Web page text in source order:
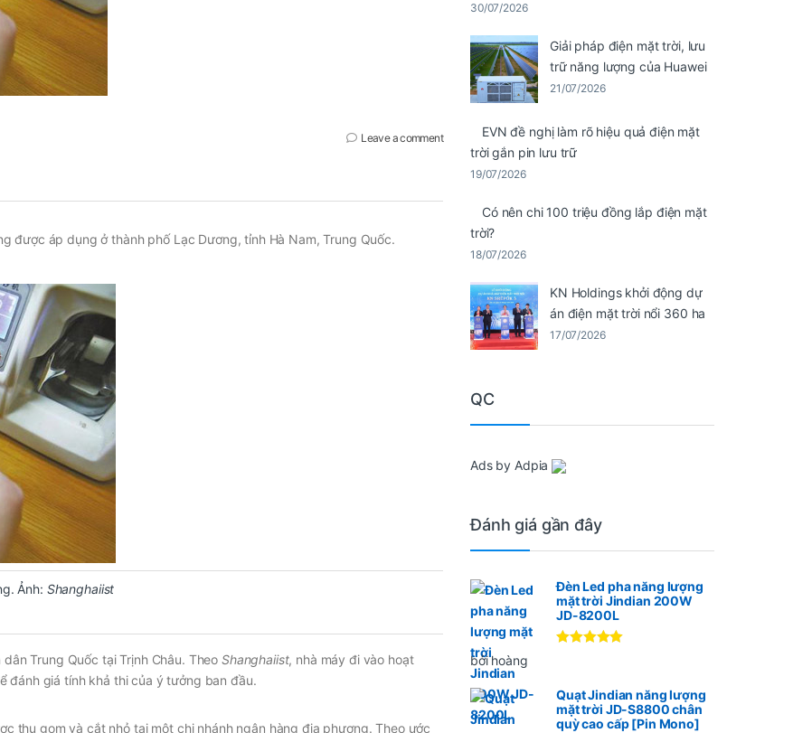
Leave a comment
được áp dụng ở thành phố Lạc Dương, tỉnh Hà Nam, Trung Quốc.
Ảnh: Shanghaiist
Trung Quốc tại Trịnh Châu. Theo Shanghaiist, nhà máy đi vào hoạt
đánh giá tính khả thi của ý tưởng ban đầu.
thu gom và cắt nhỏ tại một chi nhánh ngân hàng địa phương. Theo ước
30/07/2026
Giải pháp điện mặt trời, lưu
trữ năng lượng của Huawei
21/07/2026
EVN đề nghị làm rõ hiệu quả điện mặt
trời gắn pin lưu trữ
19/07/2026
Có nên chi 100 triệu đồng lắp điện mặt
trời?
18/07/2026
KN Holdings khởi động dự
án điện mặt trời nổi 360 ha
17/07/2026
QC
Ads by Adpia
Đánh giá gần đây
Đèn Led pha năng lượng
mặt trời Jindian 200W
JD-8200L
bởi hoàng
Quạt Jindian năng lượng
mặt trời JD-S8800 chân
quỳ cao cấp [Pin Mono]